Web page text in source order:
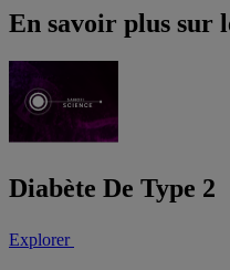
En savoir plus sur
Diabète De Type 2
Explorer